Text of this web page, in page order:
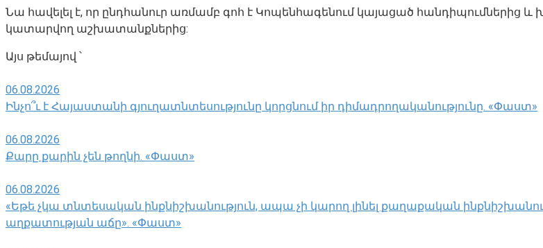
Նա հավելել է, որ ընդհանուր առմամբ գոհ է Կոպենհագենում կայացած
կատարվող աշխատանքներից:
Այս թեմայով ՝
06.08.2026
Ինչո՞ւ է Հայաստանի գյուղատնտեսությունը կորցնում իր դիմադրողականությունը. «Փաստ»
06.08.2026
Քարը քարին չեն թողնի. «Փաստ»
06.08.2026
«Եթե չկա տնտեսական ինքնիշխանություն, ապա չի կարող լինել քաղաքական
աղքատության աճը». «Փաստ»